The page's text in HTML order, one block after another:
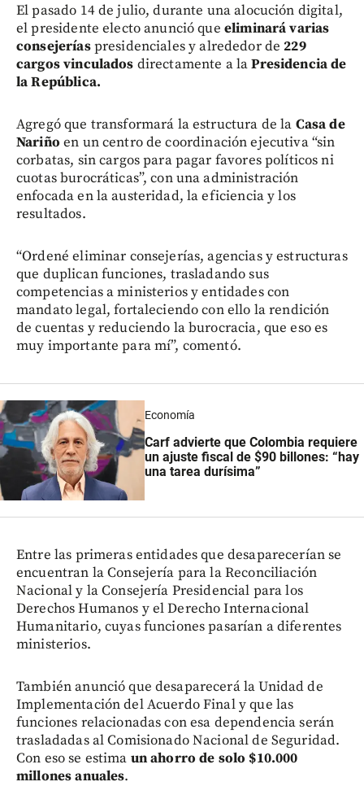
El pasado 14 de julio, durante una alocución digital,
el presidente electo anunció que eliminará varias
consejeríaspresidenciales y alrededor de 229
cargos vinculados directamente a laPresidencia de
la República.
Agregó que transformará la estructura de la Casa de
Nariño en un centro de coordinación ejecutiva “sin
corbatas, sin cargos para pagar favores políticos ni
cuotas burocráticas”, con una administración
enfocada en la austeridad, la eficiencia y los
resultados.
“Ordené eliminar consejerías, agencias y estructuras
que duplican funciones, trasladando sus
competencias a ministerios y entidades con
mandato legal, fortaleciendo con ello la rendición
de cuentas y reduciendo la burocracia, que eso es
muy importante para mí”, comentó.
Economía
Carf advierte que Colombia requiere
un ajuste fiscal de $90 billones: “hay
una tarea durísima”
Entre las primeras entidades que desaparecerían se
encuentran la Consejería para la Reconciliación
Nacional y la Consejería Presidencial para los
Derechos Humanos y el Derecho Internacional
Humanitario, cuyas funciones pasarían a diferentes
ministerios.
También anunció que desaparecerá la Unidad de
Implementación del Acuerdo Final y que las
funciones relacionadas con esa dependencia serán
trasladadas al Comisionado Nacional de Seguridad.
Con eso se estima un ahorro de solo $10.000
millones anuales.